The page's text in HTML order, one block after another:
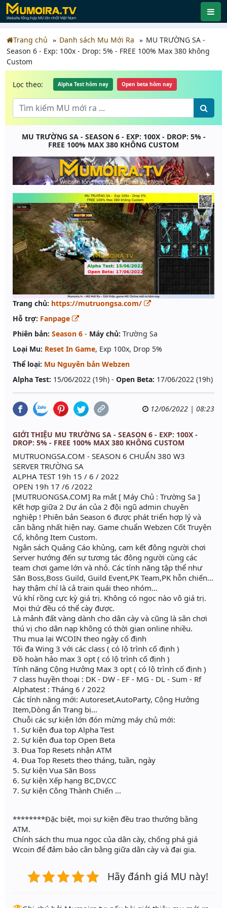
Trang chủ Danh sách Mu Mới Ra
MU TRƯỜNG SA -
Season 6 - Exp: 100x - Drop: 5% - FREE 100% Max 380 không
Custom
Lọc theo: Alpha Test hôm nay Open beta hôm nay
MU TRƯỜNG SA - SEASON 6 - EXP: 100X - DROP: 5% -
FREE 100% MAX 380 KHÔNG CUSTOM
Trang chủ: https://mutruongsa.com/
Hỗ trợ: Fanpage
Phiên bản: Season 6 - Máy chủ: Trường Sa
Loại Mu: Reset In Game, Exp 100x, Drop 5%
Thể loại: Mu Nguyên bản Webzen
Alpha Test: 15/06/2022 (19h) - Open Beta: 17/06/2022 (19h)
12/06/2022 | 08:23
GIỚI THIỆU MU TRƯỜNG SA - SEASON 6 - EXP: 100X -
DROP: 5% - FREE 100% MAX 380 KHÔNG CUSTOM
MUTRUONGSA.COM - SEASON 6 CHUẨN 380 W3
SERVER TRƯỜNG SA
ALPHA TEST 19h 15 / 6 / 2022
OPEN 19h 17 /6 /2022
[MUTRUONGSA.COM] Ra mắt [ Máy Chủ : Trường Sa ]
Kết hợp giữa 2 Dự án của 2 đội ngũ admin chuyên
nghiệp ! Phiên bản Season 6 được phát triển hợp lý và
cân bằng nhất hiện nay. Game chuẩn Webzen Cốt Truyện
Cổ, không Item Custom.
Ngân sách Quảng Cáo khủng, cam kết đông người chơi
Server hướng đến sự tương tác đông người cùng các
team chơi game lớn và nhỏ. Các tính năng tập thể như
Săn Boss,Boss Guild, Guild Event,PK Team,PK hỗn chiến...
hay thậm chí là cả train quái theo nhóm...
Vú khí rồng cực kỳ giá trị. Không có ngọc nào vô giá trị.
Mọi thứ đều có thể cày được.
Là mảnh đất vàng dành cho dân cày và cũng là sân chơi
thú vị cho dân nạp không có thời gian online nhiều.
Thu mua lại WCOIN theo ngày cố định
Tối đa Wing 3 với các class ( có lộ trình cố định )
Đồ hoàn hảo max 3 opt ( có lộ trình cố định )
Tính năng Cộng Hưởng Max 3 opt ( có lộ trình cố định )
7 class huyền thoại : DK - DW - EF - MG - DL - Sum - Rf
Alphatest : Tháng 6 / 2022
Các tính năng mới: Autoreset,AutoParty, Cộng Hưởng
Item,Dòng ẩn Trang bị...
Chuỗi các sự kiện lớn đón mừng máy chủ mới:
1. Sự kiện đua top Alpha Test
2. Sự kiện đua top Open Beta
3. Đua Top Resets nhận ATM
4. Đua Top Resets theo tháng, tuần, ngày
5. Sự kiện Vua Săn Boss
6. Sự kiện Xếp hạng BC,DV,CC
7. Sự kiện Công Thành Chiến ...
********Đặc biệt, mọi sự kiện đều trao thưởng bằng
ATM.
Chính sách thu mua ngọc của dân cày, chống phá giá
Wcoin để đảm bảo cân bằng giữa dân cày và đại gia.
Hãy đánh giá MU này!